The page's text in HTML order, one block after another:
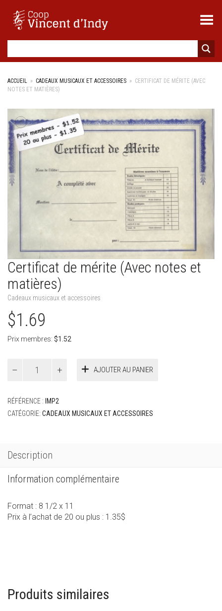
Toggle Menu
ACCUEIL » CADEAUX MUSICAUX ET ACCESSOIRES » CERTIFICAT DE MÉRITE (AVEC
NOTES ET MATIÈRES)
+
Certificat de mérite (Avec notes et
matières)
Cadeaux musicaux et accessoires
$1.69
Prix membres: $1.52
mérite
(Avec
AJOUTER AU PANIER
RÉFÉRENCE : IMP2
CATÉGORIE: CADEAUX MUSICAUX ET ACCESSOIRES
Description
Information complémentaire
Format : 8 1/2 x 11
Prix à l’achat de 20 ou plus : 1.35$
Produits similaires